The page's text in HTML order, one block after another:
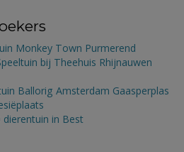
Monkey Town Purmerend
bij Theehuis Rhijnauwen
Ballorig Amsterdam Gaasperplas
dierentuin in Best